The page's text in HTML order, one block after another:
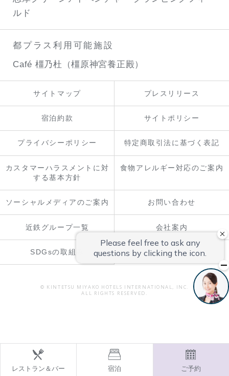
ルド
都プラス利用可能施設
Café 橿乃杜（橿原神宮養正殿）
サイトマップ プレスリリース
宿泊約款 サイトポリシー
プライバシーポリシー 特定商取引法に基づく表記
カスタマーハラスメントに対
する基本方針
食物アレルギー対応のご案内
ソーシャルメディアのご案内 お問い合わせ
近鉄グループ一覧 会社案内
SDGsの取組み
© KINTETSU MIYAKO HOTELS INTERNATIONAL, INC.
ALL RIGHTS RESERVED.
レストラン＆バー 宿泊 ご予約